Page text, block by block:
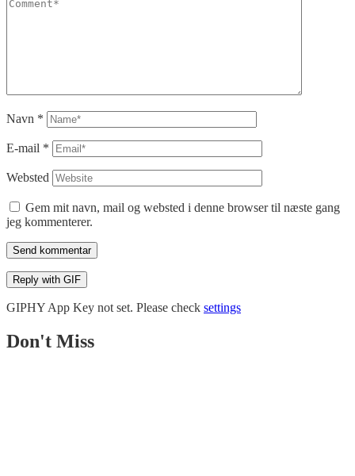
Navn *
E-mail *
Websted
Gem mit navn, mail og websted i denne browser til næste gang
jeg kommenterer.
Send kommentar
Reply with GIF
GIPHY App Key not set. Please check settings
Don't Miss